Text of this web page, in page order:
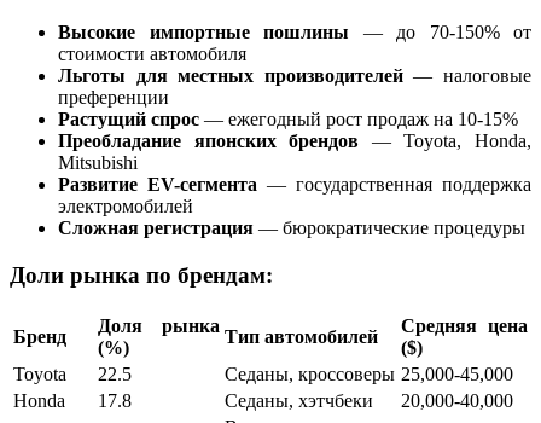
Высокие импортные пошлины — до 70-150% от
стоимости автомобиля
Льготы для местных производителей— налоговые
преференции
Растущий спрос — ежегодный рост продаж на 10-15%
Преобладание японских брендов — Toyota, Honda,
Mitsubishi
Развитие EV-сегмента — государственная поддержка
электромобилей
Сложная регистрация — бюрократические процедуры
Доли рынка по брендам:
Бренд
Доля рынка
(%)
Тип автомобилей
Средняя цена
($)
Toyota
22.5 Седаны, кроссоверы 25,000-45,000
Honda
17.8 Седаны, хэтчбеки
20,000-40,000